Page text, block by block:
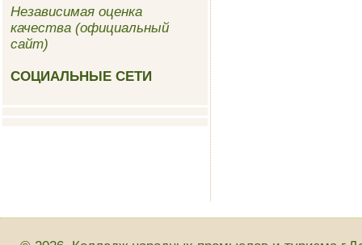
Независимая оценка
качества (официальный
сайт)
СОЦИАЛЬНЫЕ СЕТИ